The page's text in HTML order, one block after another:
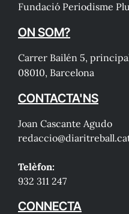
Fundació Periodisme
ON SOM?
Carrer Bailén 5,
08010, Barcelona
CONTACTA'NS
Joan Cascante Agudo
Telèfon:
932 311 247
CONNECTA